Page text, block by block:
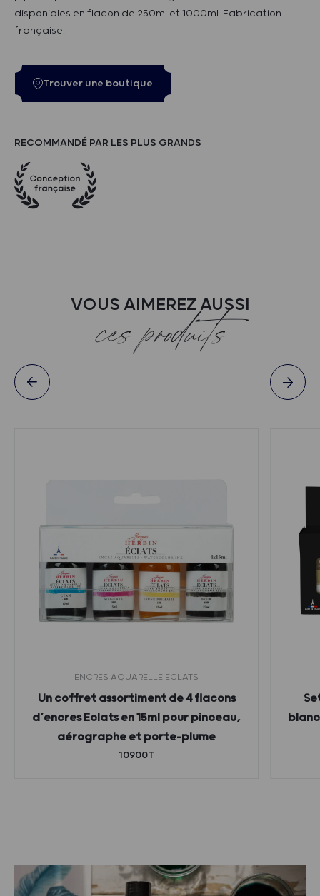
disponibles en flacon de 250ml et 1000ml. Fabrication
française.
Trouver une boutique
RECOMMANDÉ PAR LES PLUS GRANDS
VOUS AIMEREZ AUSSI
ces produits
ENCRES AQUARELLE ECLATS
Un coffret assortiment de 4 flacons
d’encres Eclats en 15ml pour pinceau,
aérographe et porte-plume
10900T